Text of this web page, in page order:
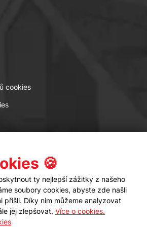
cookies
Sledujte nás
🍪
ty nejlepší zážitky z našeho
soubory cookies, abyste zde našli
přišli. Díky nim můžeme analyzovat
jej zlepšovat. Více o cookies.